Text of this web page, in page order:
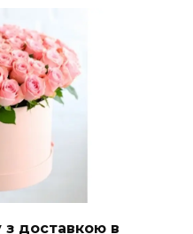
з доставкою в